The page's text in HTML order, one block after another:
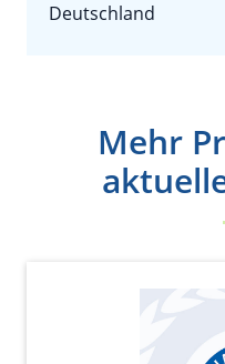
Deutschland
Mehr